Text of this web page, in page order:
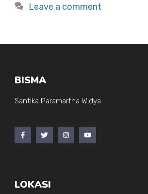
Leave a comment
BISMA
Santika Paramartha Widya
LOKASI